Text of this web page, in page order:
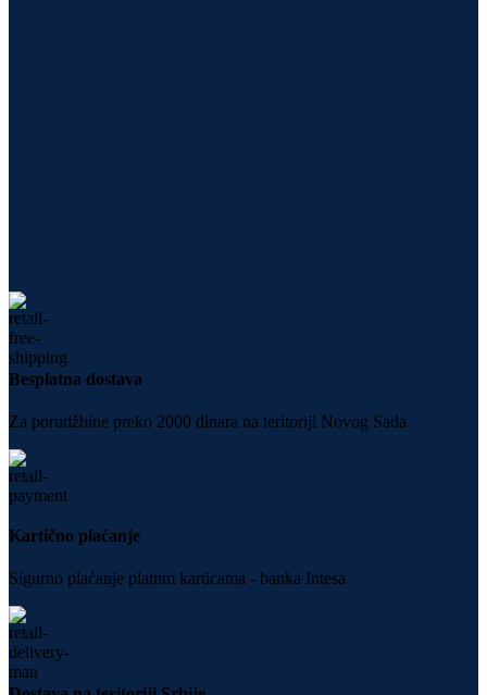
Besplatna dostava
Za porudžbine preko 2000 dinara na teritoriji Novog Sada
Kartično plaćanje
Sigurno plaćanje platnm karticama - banka Intesa